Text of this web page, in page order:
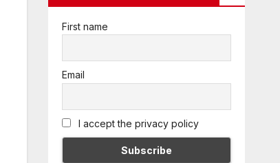
First name
Email
I accept the privacy policy